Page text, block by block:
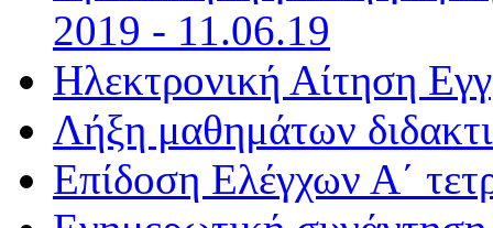
2019 - 11.06.19
Ηλεκτρονική Αίτηση
Λήξη μαθημάτων
Επίδοση Ελέγχων Α΄